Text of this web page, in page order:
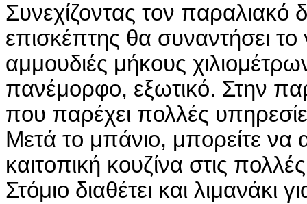
Συνεχίζοντας τον
επισκέπτης θα συναντήσει το
αμμουδιές μήκους
πανέμορφο, εξωτικό. Στην
που παρέχει πολλές
Μετά το μπάνιο, μπορείτε
καιτοπική κουζίνα στις
Στόμιο διαθέτει και